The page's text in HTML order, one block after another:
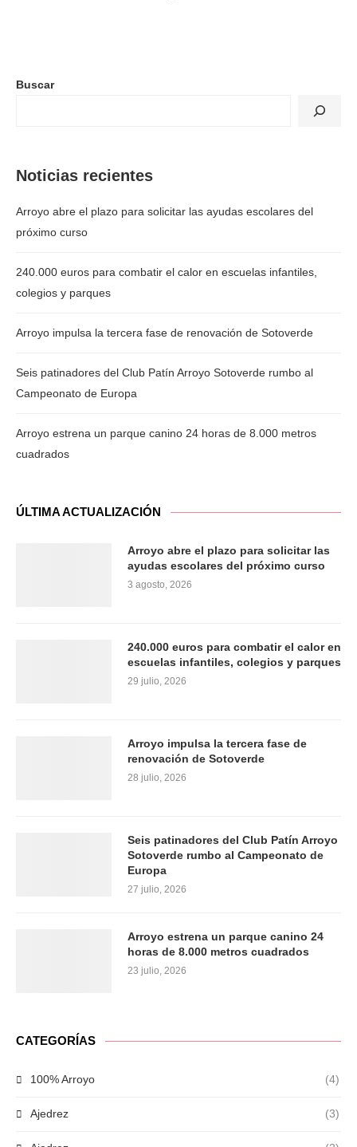
Buscar
Noticias recientes
Arroyo abre el plazo para solicitar las ayudas escolares del
próximo curso
240.000 euros para combatir el calor en escuelas infantiles,
colegios y parques
Arroyo impulsa la tercera fase de renovación de Sotoverde
Seis patinadores del Club Patín Arroyo Sotoverde rumbo al
Campeonato de Europa
Arroyo estrena un parque canino 24 horas de 8.000 metros
cuadrados
ÚLTIMA ACTUALIZACIÓN
Arroyo abre el plazo para solicitar las
ayudas escolares del próximo curso
3 agosto, 2026
240.000 euros para combatir el calor en
escuelas infantiles, colegios y parques
29 julio, 2026
Arroyo impulsa la tercera fase de
renovación de Sotoverde
28 julio, 2026
Seis patinadores del Club Patín Arroyo
Sotoverde rumbo al Campeonato de
Europa
27 julio, 2026
Arroyo estrena un parque canino 24
horas de 8.000 metros cuadrados
23 julio, 2026
CATEGORÍAS
100% Arroyo (4)
Ajedrez (3)